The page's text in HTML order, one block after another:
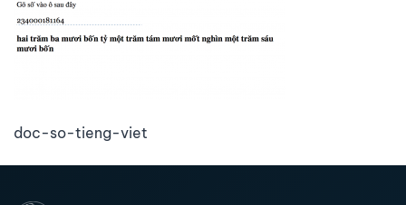
doc-so-tieng-viet